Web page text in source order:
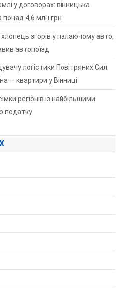
у договорах: вінницька
понад 4,6 млн грн
хлопець згорів у палаючому авто,
автопоїзд
логістики Повітряних Сил:
— квартири у Вінниці
регіонів із найбільшими
податку